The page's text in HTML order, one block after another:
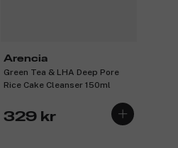
Arencia
Green Tea & LHA Deep Pore
Rice Cake Cleanser 150ml
329 kr